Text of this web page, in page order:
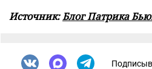
Источник:Блог Патрика